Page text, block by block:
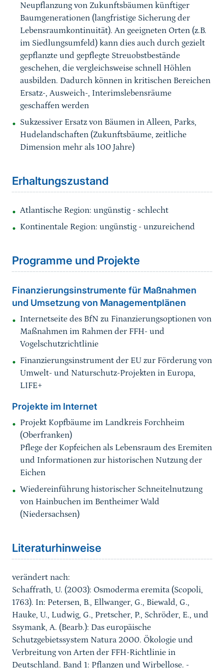
Neupflanzung von Zukunftsbäumen künftiger
Baumgenerationen (langfristige Sicherung der
Lebensraumkontinuität). An geeigneten Orten (z.B.
im Siedlungsumfeld) kann dies auch durch gezielt
gepflanzte und gepflegte Streuobstbestände
geschehen, die vergleichsweise schnell Höhlen
ausbilden. Dadurch können in kritischen Bereichen
Ersatz-, Ausweich-, Interimslebensräume
geschaffen werden
Sukzessiver Ersatz von Bäumen in Alleen, Parks,
Hudelandschaften (Zukunftsbäume, zeitliche
Dimension mehr als 100 Jahre)
Sprungmarke
Erhaltungszustand
Atlantische Region: ungünstig - schlecht
Kontinentale Region: ungünstig - unzureichend
Sprungmarke
Programme und Projekte
Finanzierungsinstrumente für Maßnahmen
und Umsetzung von Managementplänen
Internetseite des BfN zu Finanzierungsoptionen von
Maßnahmen im Rahmen der FFH- und
Vogelschutzrichtlinie
Finanzierungsinstrument der EU zur Förderung von
Umwelt- und Naturschutz-Projekten in Europa,
LIFE+
Projekte im Internet
Projekt Kopfbäume im Landkreis Forchheim
(Oberfranken)
Pflege der Kopfeichen als Lebensraum des Eremiten
und Informationen zur historischen Nutzung der
Eichen
Wiedereinführung historischer Schneitelnutzung
von Hainbuchen im Bentheimer Wald
(Niedersachsen)
Sprungmarke
Literaturhinweise
verändert nach:
Schaffrath, U. (2003): Osmoderma eremita (Scopoli,
1763). In: Petersen, B., Ellwanger, G., Biewald, G.,
Hauke, U., Ludwig, G., Pretscher, P., Schröder, E., und
Ssymank, A. (Bearb.): Das europäische
Schutzgebietssystem Natura 2000. Ökologie und
Verbreitung von Arten der FFH-Richtlinie in
Deutschland. Band 1: Pflanzen und Wirbellose. -